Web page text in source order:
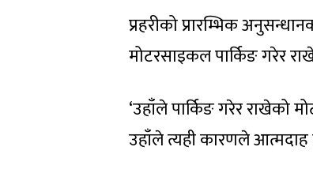
प्रहरीको प्रारम्भिक
मोटरसाइकल पार्किङ गरेर
‘उहाँले पार्किङ गरेर राखेको
उहाँले त्यही कारणले आत्मदाह